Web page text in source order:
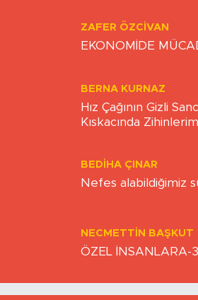
ZAFER ÖZCIVAN
EKONOMİDE
BERNA KURNAZ
Hız Çağının Gizli
Kıskacında
BEDIHA ÇINAR
Nefes alabildiğimiz
NECMETTIN BAŞKUT
ÖZEL İNSANLARA-